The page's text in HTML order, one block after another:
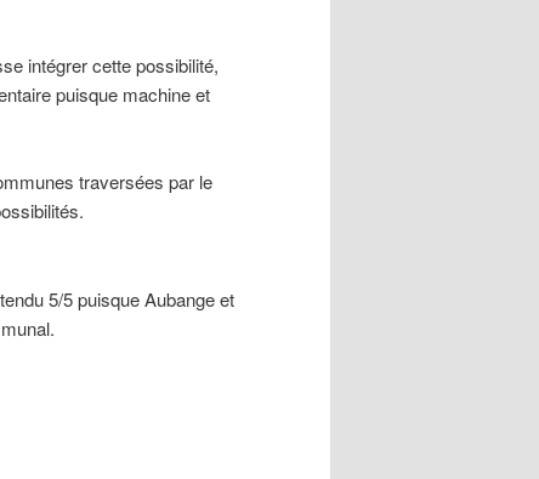
intégrer cette possibilité,
puisque machine et
traversées par le
5/5 puisque Aubange et